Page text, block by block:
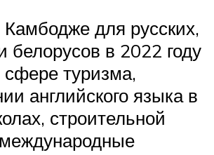
для русских,
белорусов в 2022 году
туризма,
английского языка в
строительной